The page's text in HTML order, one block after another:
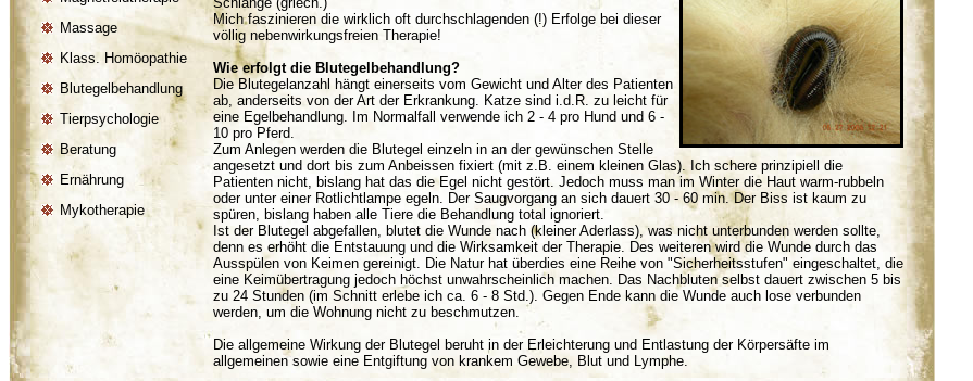
Massage
Klass. Homöopathie
Blutegelbehandlung
Tierpsychologie
Beratung
Ernährung
Mykotherapie
Mich faszinieren die wirklich oft durchschlagenden (!) Erfolge bei dieser
völlig nebenwirkungsfreien Therapie!
Wie erfolgt die Blutegelbehandlung?
Die Blutegelanzahl hängt einerseits vom Gewicht und Alter des Patienten
ab, anderseits von der Art der Erkrankung. Katze sind i.d.R. zu leicht für
eine Egelbehandlung. Im Normalfall verwende ich 2 - 4 pro Hund und 6 -
10 pro Pferd.
Zum Anlegen werden die Blutegel einzeln in an der gewünschen Stelle
angesetzt und dort bis zum Anbeissen fixiert (mit z.B. einem kleinen Glas). Ich schere prinzipiell die
Patienten nicht, bislang hat das die Egel nicht gestört. Jedoch muss man im Winter die Haut warm-rubbeln
oder unter einer Rotlichtlampe egeln. Der Saugvorgang an sich dauert 30 - 60 min. Der Biss ist kaum zu
spüren, bislang haben alle Tiere die Behandlung total ignoriert.
Ist der Blutegel abgefallen, blutet die Wunde nach (kleiner Aderlass), was nicht unterbunden werden sollte,
denn es erhöht die Entstauung und die Wirksamkeit der Therapie. Des weiteren wird die Wunde durch das
Ausspülen von Keimen gereinigt. Die Natur hat überdies eine Reihe von "Sicherheitsstufen" eingeschaltet, die
eine Keimübertragung jedoch höchst unwahrscheinlich machen. Das Nachbluten selbst dauert zwischen 5 bis
zu 24 Stunden (im Schnitt erlebe ich ca. 6 - 8 Std.). Gegen Ende kann die Wunde auch lose verbunden
werden, um die Wohnung nicht zu beschmutzen.
Die allgemeine Wirkung der Blutegel beruht in der Erleichterung und Entlastung der Körpersäfte im
allgemeinen sowie eine Entgiftung von krankem Gewebe, Blut und Lymphe.